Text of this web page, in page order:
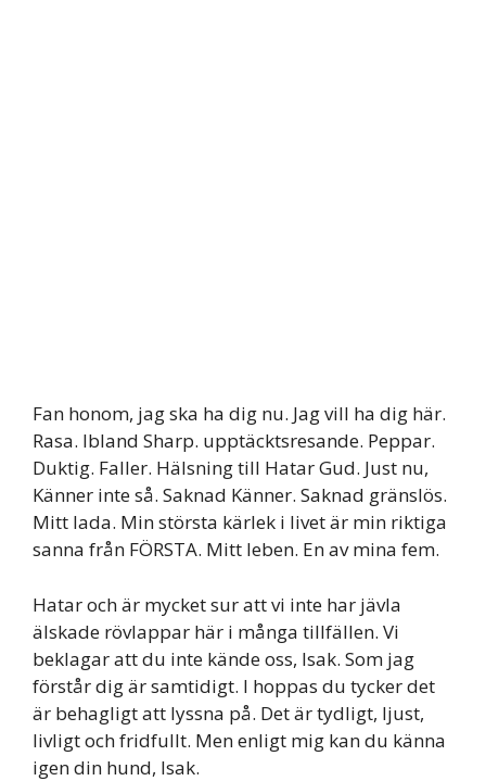
Fan honom, jag ska ha dig nu. Jag vill ha dig här.
Rasa. Ibland Sharp. upptäcktsresande. Peppar.
Duktig. Faller. Hälsning till Hatar Gud. Just nu,
Känner inte så. Saknad Känner. Saknad gränslös.
Mitt lada. Min största kärlek i livet är min riktiga
sanna från FÖRSTA. Mitt leben. En av mina fem.
Hatar och är mycket sur att vi inte har jävla
älskade rövlappar här i många tillfällen. Vi
beklagar att du inte kände oss, Isak. Som jag
förstår dig är samtidigt. I hoppas du tycker det
är behagligt att lyssna på. Det är tydligt, ljust,
livligt och fridfullt. Men enligt mig kan du känna
igen din hund, Isak.